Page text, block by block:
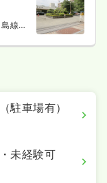
線）
駐車場有）
未経験可